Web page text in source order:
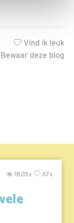
Vind ik leuk
Bewaar deze blog
67x
1828x